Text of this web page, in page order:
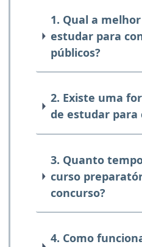
1. Qual a
estudar para
públicos?
2. Existe uma
de estudar para
3. Quanto
curso
concurso?
4. Como